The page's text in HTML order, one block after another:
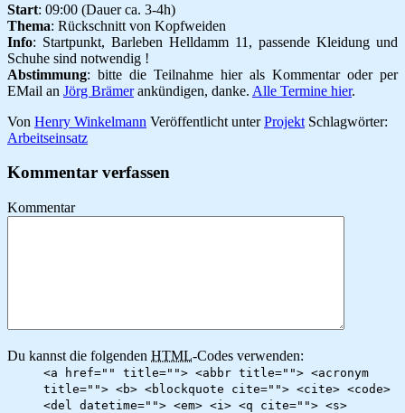
Start: 09:00 (Dauer ca. 3-4h)
Thema: Rückschnitt von Kopfweiden
Info: Startpunkt, Barleben Helldamm 11, passende Kleidung und
Schuhe sind notwendig !
Abstimmung: bitte die Teilnahme hier als Kommentar oder per
EMail an Jörg Brämerankündigen, danke. Alle Termine hier.
Von Henry Winkelmann Veröffentlicht unter Projekt Schlagwörter:
Arbeitseinsatz
Kommentar verfassen
Kommentar
Du kannst die folgenden HTML-Codes verwenden:
<a href="" title=""> <abbr title=""> <acronym
title=""> <b> <blockquote cite=""> <cite> <code>
<del datetime=""> <em> <i> <q cite=""> <s>